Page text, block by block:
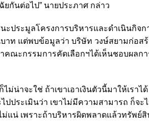
กันต่อไป” นายประภาศ กล่าว
ประมูลโครงการบริหารและดำเนินกิจ
าท แต่พบข้อมูลว่า บริษัท วงษ์สยามก่อ
คณะกรรมการคัดเลือกฯได้เห็นชอบผลก
ม่น่าจะใช่ ถ้าเขาเอาเงินตัวนี้มาให้เรา
ประเมินว่า เขาไม่มีความสามารถ ก็จะ
แน่ เพราะถ้าบริหารผิดพลาดแล้วทรัพย์